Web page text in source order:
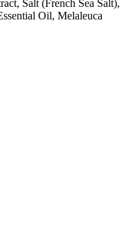
Salt (French Sea Salt),
Oil, Melaleuca